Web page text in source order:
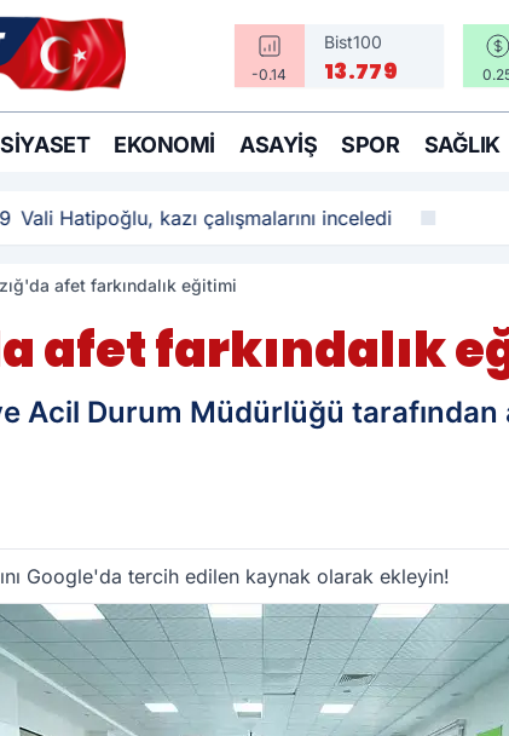
-0.14
Bist100
13.779
SIYASET EKONOMI ASAYIŞ SPOR SAĞLIK
Vali Hatipoğlu, kazı çalışmalarını inceledi
afet farkındalık eğitimi
afet farkındalık
Acil Durum Müdürlüğü
Google'da tercih edilen kaynak olarak ekleyin!